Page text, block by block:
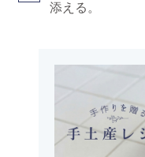
添える。